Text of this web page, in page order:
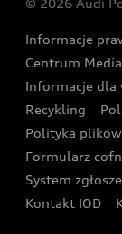
Wyszukaj
Oferta dla
Oferta dla
Kalkulator rat
Ubezpieczenie
Zasięg
Gwarancja
Akcje
Katalog online
Audi i Muzeum
Audi driving
Audi quattro
Audi i Puchar
Zakopanem
© 2026 Audi
Informacje
Centrum
Informacje dla
Recykling
Polityka
Formularz
System
Kontakt IOD